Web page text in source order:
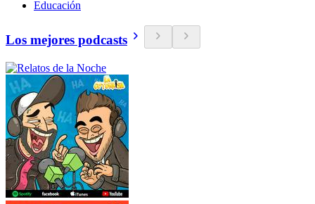
Educación
Los mejores podcasts